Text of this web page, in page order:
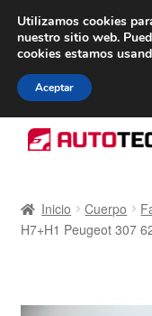
De lunes a
navegación
al
Caja registradora
Inicio Cuerpo
H7+H1 Peugeot 307
Utilizamos cookies
nuestro sitio web.
cookies estamos
Aceptar